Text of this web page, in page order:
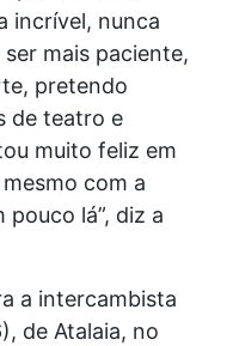
incrível, nunca
mais paciente,
pretendo
de teatro e
muito feliz em
com a
pouco lá”, diz a
a intercambista
de Atalaia, no